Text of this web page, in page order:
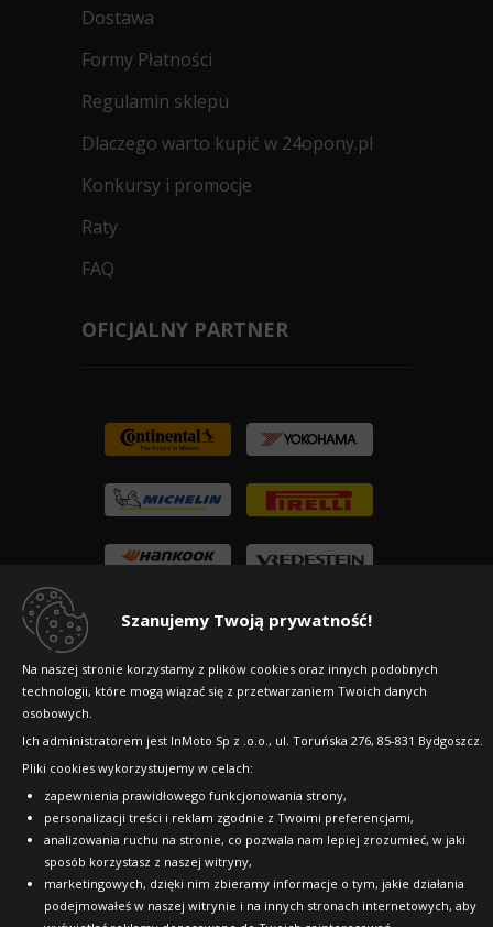
Szanujemy Twoją prywatność!
Na naszej stronie korzystamy z plików cookies oraz innych podobnych
technologii, które mogą wiązać się z przetwarzaniem Twoich danych
osobowych.
Ich administratorem jest InMoto Sp z .o.o., ul. Toruńska 276, 85-831 Bydgoszcz.
Pliki cookies wykorzystujemy w celach:
zapewnienia prawidłowego funkcjonowania strony,
personalizacji treści i reklam zgodnie z Twoimi preferencjami,
analizowania ruchu na stronie, co pozwala nam lepiej zrozumieć, w jaki
sposób korzystasz z naszej witryny,
marketingowych, dzięki nim zbieramy informacje o tym, jakie działania
podejmowałeś w naszej witrynie i na innych stronach internetowych, aby
Dostawa
Formy Płatności
Regulamin sklepu
Dlaczego warto kupić w 24opony.pl
Konkursy i promocje
Raty
FAQ
OFICJALNY PARTNER
Copyright © 2010-2026 24opony.pl. Wszelkie
prawa zastrzeżone.